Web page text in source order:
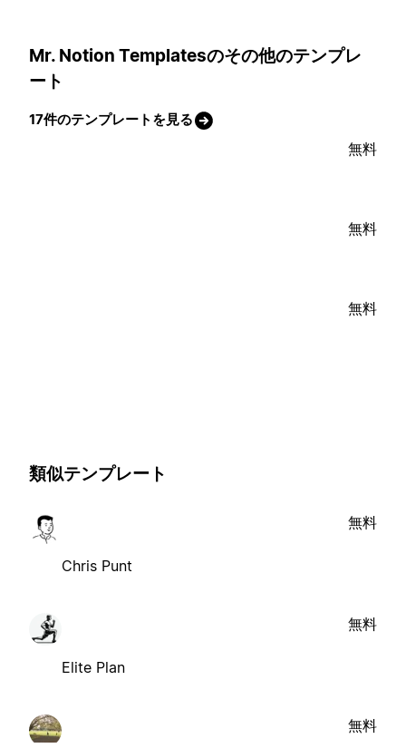
Mr. Notion Templatesのその他のテンプレ
ート
17件のテンプレートを見る
無料
無料
無料
類似テンプレート
Chris Punt
無料
Elite Plan
無料
無料